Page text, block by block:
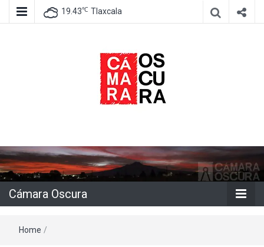
19.43℃ Tlaxcala
Cámara
Oscura
Cámara Oscura
Home /